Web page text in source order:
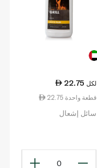
22.75 لكل
22.75 قطعة واحدة
سائل إشعال
0